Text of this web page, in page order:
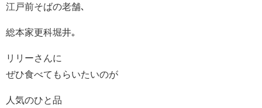
江戸前そばの老舗､
総本家更科堀井｡
リリーさんに
ぜひ食べてもらいたいのが
人気のひと品